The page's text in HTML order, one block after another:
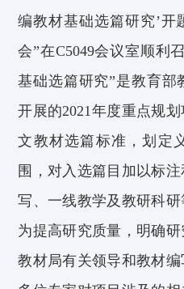
编教材基础选篇研究’开
会”在C5049会议室顺利
基础选篇研究”是教育部
开展的2021年度重点规
文教材选篇标准，划定
围，对入选篇目加以标注
写、一线教学及教研科研
为提高研究质量，明确
教材局有关领导和教材